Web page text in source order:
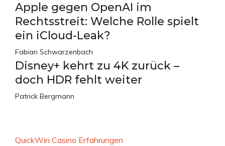
Apple gegen OpenAI im
Rechtsstreit: Welche Rolle spielt
ein iCloud-Leak?
Fabian Schwarzenbach
Disney+ kehrt zu 4K zurück –
doch HDR fehlt weiter
Patrick Bergmann
QuickWin Casino Erfahrungen